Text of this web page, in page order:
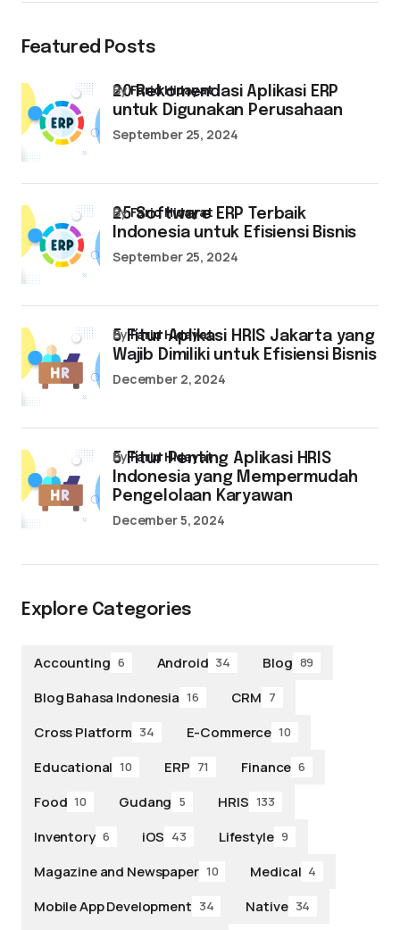
Featured Posts
20 Rekomendasi Aplikasi ERP
untuk Digunakan Perusahaan
byFarid Hidayat
September 25, 2024
25 Software ERP Terbaik
Indonesia untuk Efisiensi Bisnis
byFarid Hidayat
September 25, 2024
5 Fitur Aplikasi HRIS Jakarta yang
Wajib Dimiliki untuk Efisiensi Bisnis
byFarid Hidayat
December 2, 2024
5 Fitur Penting Aplikasi HRIS
Indonesia yang Mempermudah
Pengelolaan Karyawan
byFarid Hidayat
December 5, 2024
Explore Categories
Accounting 6 Android 34 Blog 89
Blog Bahasa Indonesia 16 CRM 7
Cross Platform 34 E-Commerce 10
Educational 10 ERP 71 Finance 6
Food 10 Gudang 5 HRIS 133
Inventory 6 iOS 43 Lifestyle 9
Magazine and Newspaper 10 Medical 4
Mobile App Development 34 Native 34